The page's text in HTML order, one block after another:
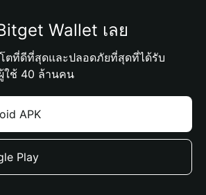
Wallet เลย
ตที่ดีที่สุดและปลอดภัยที่สุดที่ได้รับ
ใช้ 40 ล้านคน
APK
Play